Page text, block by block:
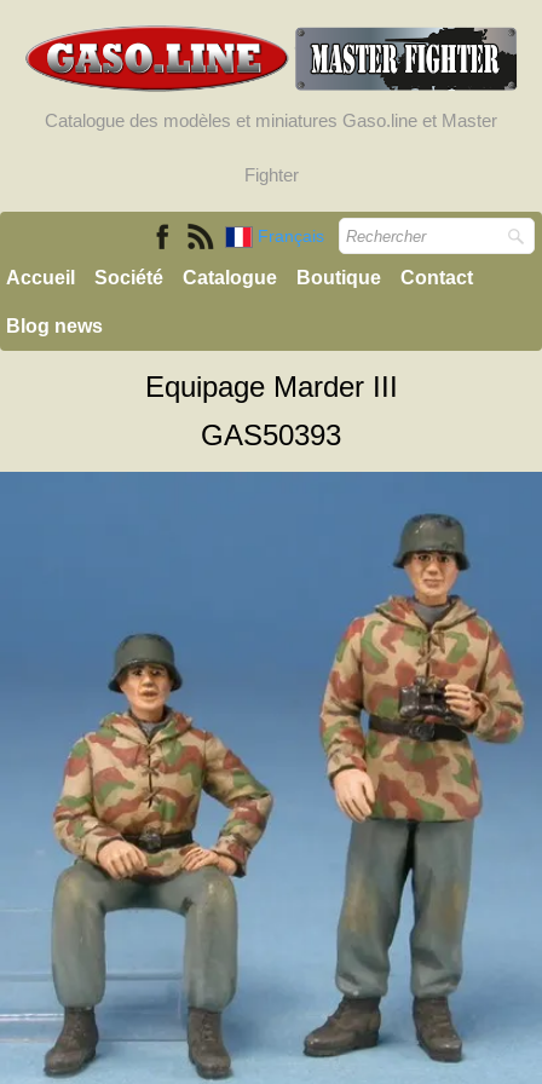
Catalogue des modèles et miniatures Gaso.line et Master
Fighter
Français
Accueil Société Catalogue Boutique Contact
Blog news
Equipage Marder III
GAS50393